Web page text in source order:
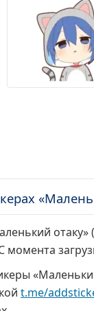
отаку»
момента
t.me/